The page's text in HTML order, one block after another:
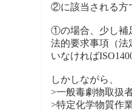
②に該当される方
①の場合、少し補
法的要求事項（法
いなければ
しかしながら、
>一般毒劇物取扱
>特定化学物質作